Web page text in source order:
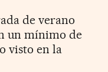
de verano
un mínimo de
visto en la